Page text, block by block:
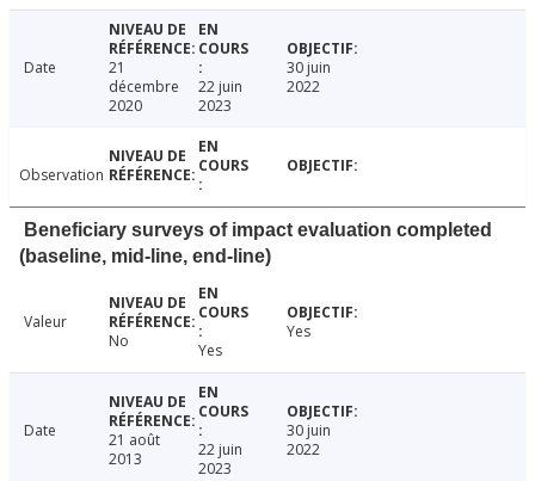
Date
21
décembre
2020
22 juin
2023
30 juin
2022
Observation
Beneficiary surveys of impact evaluation completed
(baseline, mid-line, end-line)
Valeur
No
Yes
Yes
Date
21 août
2013
22 juin
2023
30 juin
2022